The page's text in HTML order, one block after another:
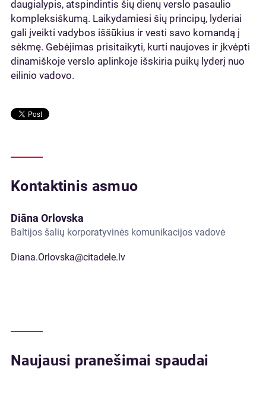
daugialypis, atspindintis šių dienų verslo pasaulio
kompleksiškumą. Laikydamiesi šių principų, lyderiai
gali įveikti vadybos iššūkius ir vesti savo komandą į
sėkmę. Gebėjimas prisitaikyti, kurti naujoves ir įkvėpti
dinamiškoje verslo aplinkoje išskiria puikų lyderį nuo
eilinio vadovo.
Kontaktinis asmuo
Diāna Orlovska
Baltijos šalių korporatyvinės komunikacijos vadovė
Diana.Orlovska@citadele.lv
Naujausi pranešimai spaudai